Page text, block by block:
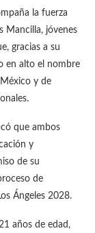
la fuerza
Mancilla, jóvenes
gracias a su
en alto el nombre
y de
que ambos
y
de su
de
Ángeles 2028.
años de edad,